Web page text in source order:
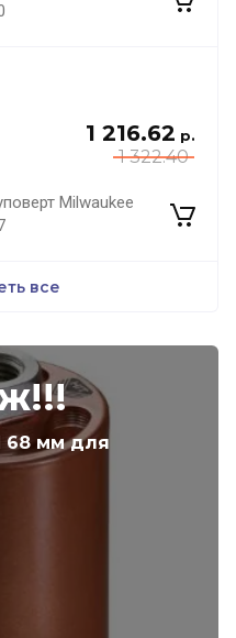
1 322.40
1 216.62 р.
Milwaukee
все
68 мм для